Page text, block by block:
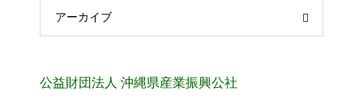
アーカイブ
公益財団法人 沖縄県産業振興公社